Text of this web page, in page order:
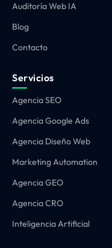
Auditoría Web IA
Blog
Contacto
Servicios
Agencia SEO
Agencia Google Ads
Agencia Diseño Web
Marketing Automation
Agencia GEO
Agencia CRO
Inteligencia Artificial